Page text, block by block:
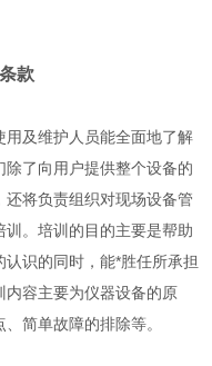
款
及维护人员能全面地了解
了向用户提供整个设备的
将负责组织对现场设备管
。培训的目的主要是帮助
识的同时，能*胜任所承担
内容主要为仪器设备的原
简单故障的排除等。